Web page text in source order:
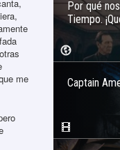
me
Por qué
Tiempo.
Captain